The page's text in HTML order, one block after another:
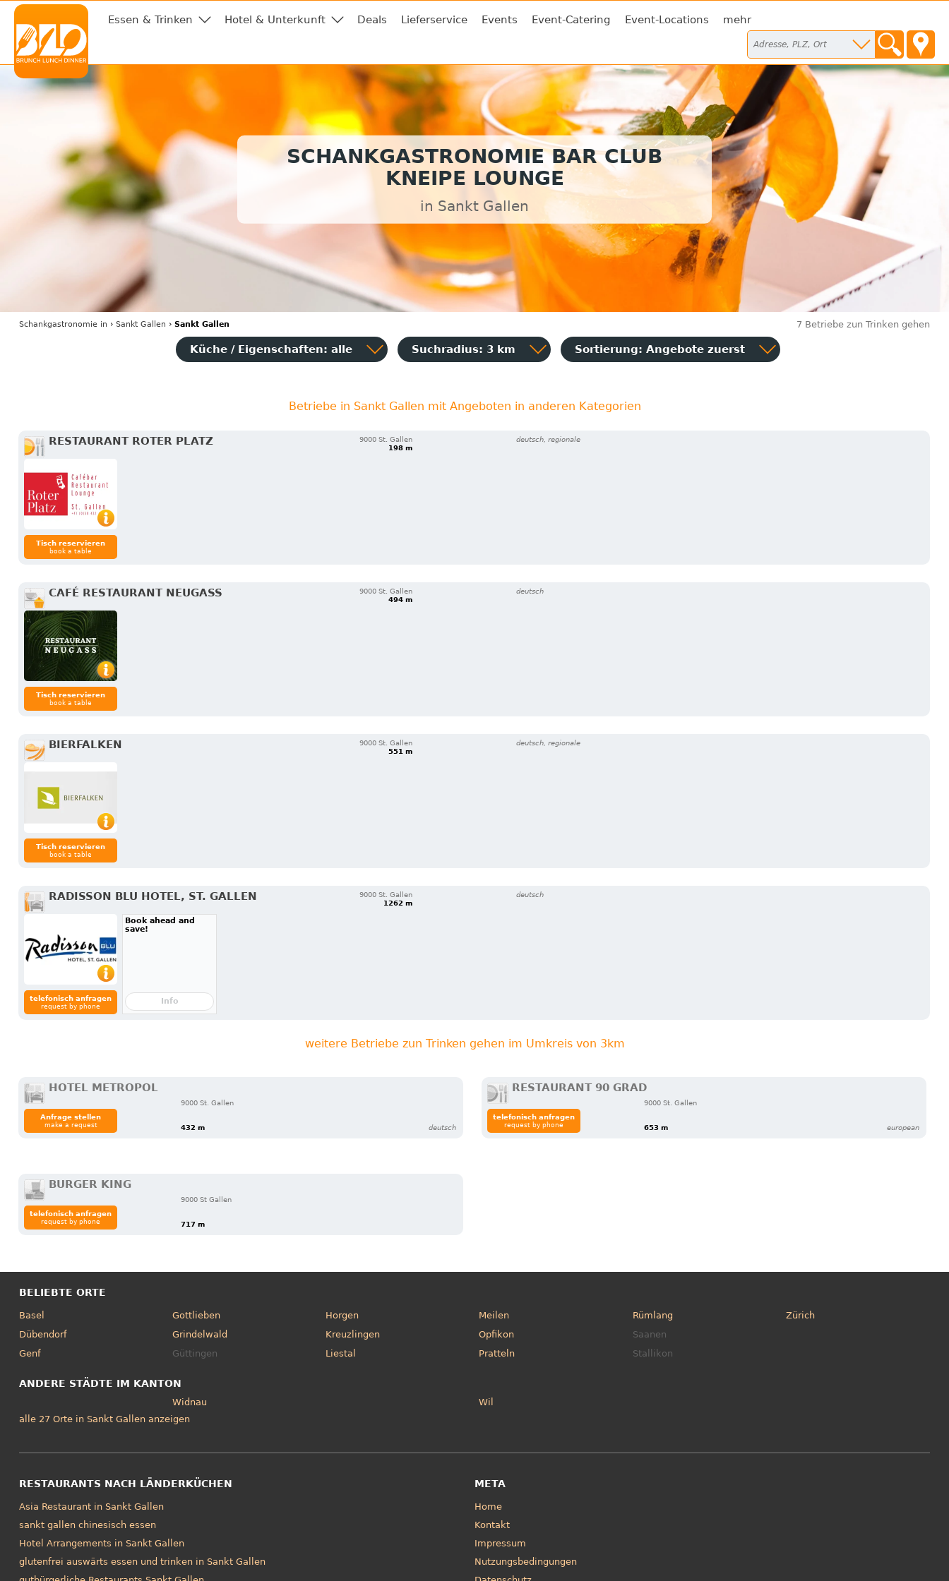
Essen & Trinken Hotel & Unterkunft Deals Lieferservice Events Event-Catering Event-Locations mehr
SCHANKGASTRONOMIE BAR CLUB
KNEIPE LOUNGE
in Sankt Gallen
Schankgastronomiein › Sankt Gallen › Sankt Gallen 7 Betriebe zun Trinken gehen
Küche / Eigenschaften: alle Suchradius: 3 km Sortierung: Angebote zuerst
Betriebe in Sankt Gallen mit Angeboten in anderen Kategorien
RESTAURANT ROTER PLATZ
9000 St. Gallen
198 m
deutsch, regionale
Tisch reservieren
book a table
CAFÉ RESTAURANT NEUGASS
9000 St. Gallen
494 m
deutsch
Tisch reservieren
book a table
BIERFALKEN
9000 St. Gallen
551 m
deutsch, regionale
Tisch reservieren
book a table
RADISSON BLU HOTEL, ST. GALLEN
9000 St. Gallen
1262 m
deutsch
telefonisch anfragen
request by phone
Book ahead and
save!
Info
weitere Betriebe zun Trinken gehen im Umkreis von 3km
HOTEL METROPOL
9000 St. Gallen
432 m deutsch
Anfrage stellen
make a request
RESTAURANT 90 GRAD
9000 St. Gallen
653 m european
telefonisch anfragen
request by phone
BURGER KING
9000 St Gallen
717 m
telefonisch anfragen
request by phone
BELIEBTE ORTE
Basel
Dübendorf
Genf
Gottlieben
Grindelwald
Güttingen
Horgen
Kreuzlingen
Liestal
Meilen
Opfikon
Pratteln
Rümlang
Saanen
Stallikon
Zürich
ANDERE STÄDTE IM KANTON
Widnau
Wil
alle 27 Orte in Sankt Gallen anzeigen
RESTAURANTS NACH LÄNDERKÜCHEN
Asia Restaurant in Sankt Gallen
sankt gallen chinesisch essen
Hotel Arrangements in Sankt Gallen
glutenfrei auswärts essen und trinken in Sankt Gallen
META
Home
Kontakt
Impressum
Nutzungsbedingungen